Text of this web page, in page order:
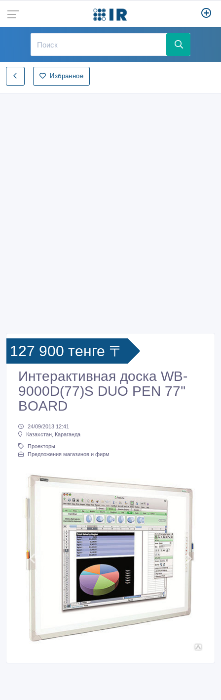
Избранное
127 900 тенге 〒
Интерактивная доска WB-
9000D(77)S DUO PEN 77''
BOARD
24/09/2013 12:41
Казахстан, Караганда
Проекторы
Предложения магазинов и фирм